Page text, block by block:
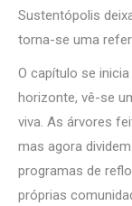
Sustentópolis
torna-se uma
O capítulo se
horizonte, vê-se
viva. As árvores
mas agora
programas de
próprias